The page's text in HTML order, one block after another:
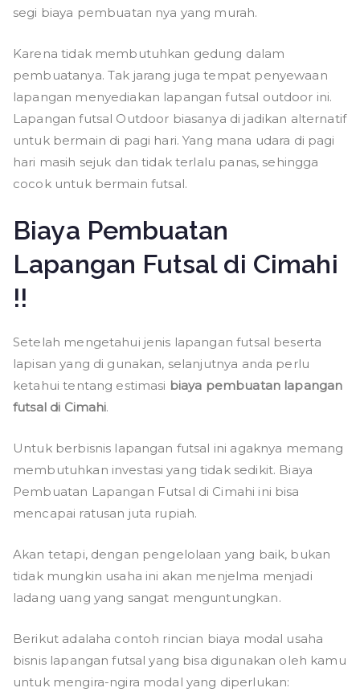
segi biaya pembuatan nya yang murah.
Karena tidak membutuhkan gedung dalam
pembuatanya. Tak jarang juga tempat penyewaan
lapangan menyediakan lapangan futsal outdoor ini.
Lapangan futsal Outdoor biasanya di jadikan alternatif
untuk bermain di pagi hari. Yang mana udara di pagi
hari masih sejuk dan tidak terlalu panas, sehingga
cocok untuk bermain futsal.
Biaya Pembuatan
Lapangan Futsal di Cimahi
!!
Setelah mengetahui jenis lapangan futsal beserta
lapisan yang di gunakan, selanjutnya anda perlu
ketahui tentang estimasi biaya pembuatan lapangan
futsal di Cimahi.
Untuk berbisnis lapangan futsal ini agaknya memang
membutuhkan investasi yang tidak sedikit. Biaya
Pembuatan Lapangan Futsal di Cimahi ini bisa
mencapai ratusan juta rupiah.
Akan tetapi, dengan pengelolaan yang baik, bukan
tidak mungkin usaha ini akan menjelma menjadi
ladang uang yang sangat menguntungkan.
Berikut adalaha contoh rincian biaya modal usaha
bisnis lapangan futsal yang bisa digunakan oleh kamu
untuk mengira-ngira modal yang diperlukan: